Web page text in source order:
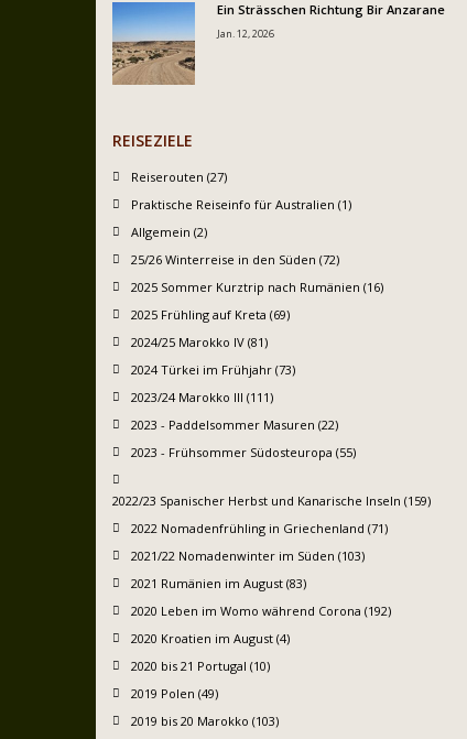
Ein Strässchen Richtung Bir Anzarane
Jan. 12, 2026
REISEZIELE
Reiserouten (27)
Praktische Reiseinfo für Australien (1)
Allgemein (2)
25/26 Winterreise in den Süden (72)
2025 Sommer Kurztrip nach Rumänien (16)
2025 Frühling auf Kreta (69)
2024/25 Marokko IV (81)
2024 Türkei im Frühjahr (73)
2023/24 Marokko III (111)
2023 - Paddelsommer Masuren (22)
2023 - Frühsommer Südosteuropa (55)
2022/23 Spanischer Herbst und Kanarische Inseln (159)
2022 Nomadenfrühling in Griechenland (71)
2021/22 Nomadenwinter im Süden (103)
2021 Rumänien im August (83)
2020 Leben im Womo während Corona (192)
2020 Kroatien im August (4)
2020 bis 21 Portugal (10)
2019 Polen (49)
2019 bis 20 Marokko (103)